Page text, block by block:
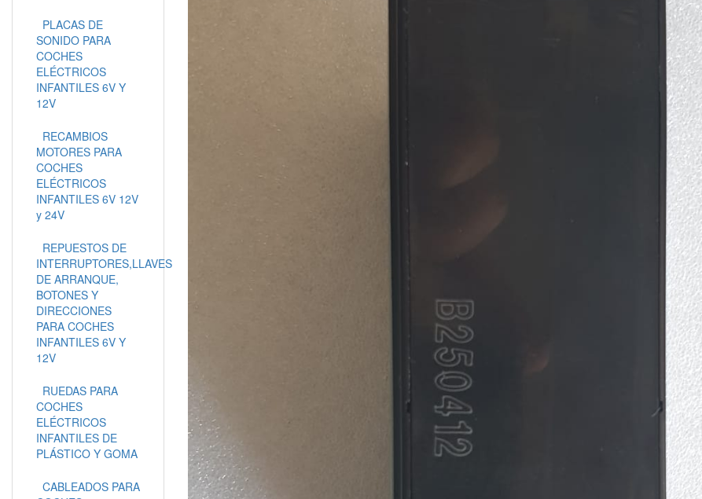
PLACAS DE
SONIDO PARA
COCHES
ELÉCTRICOS
INFANTILES 6V Y
12V
RECAMBIOS
MOTORES PARA
COCHES
ELÉCTRICOS
INFANTILES 6V 12V
y 24V
REPUESTOS DE
INTERRUPTORES,LLAVES
DE ARRANQUE,
BOTONES Y
DIRECCIONES
PARA COCHES
INFANTILES 6V Y
12V
RUEDAS PARA
COCHES
ELÉCTRICOS
INFANTILES DE
PLÁSTICO Y GOMA
CABLEADOS PARA